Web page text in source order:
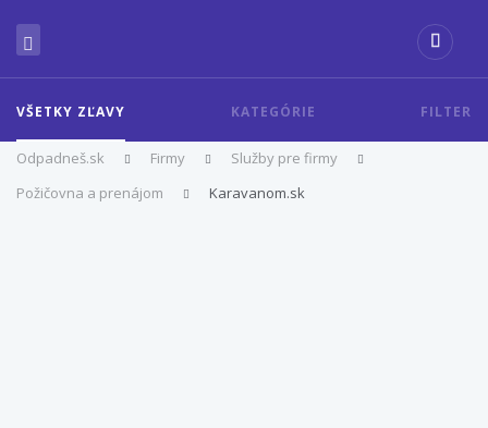
VŠETKY ZĽAVY KATEGÓRIE FILTER
Odpadneš.sk Firmy
Služby pre firmy
Požičovna a prenájom
Karavanom.sk